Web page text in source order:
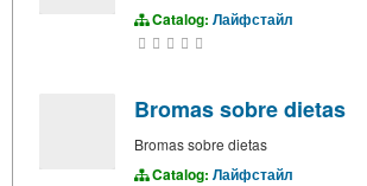
Catalog: Лайфстайл
Bromas sobre dietas
Bromas sobre dietas
Catalog: Лайфстайл